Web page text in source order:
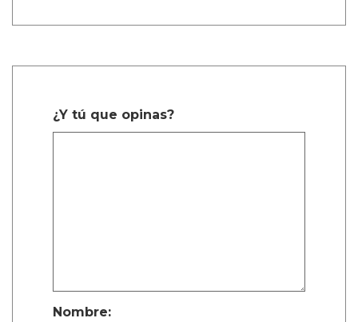
¿Y tú que opinas?
Nombre: